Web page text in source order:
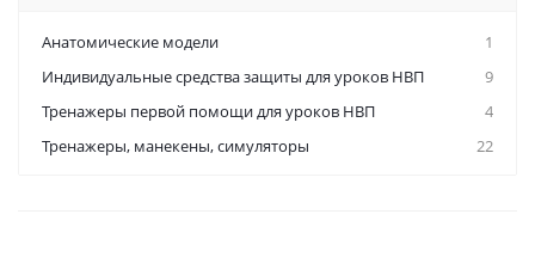
Анатомические модели
1
Индивидуальные средства защиты для уроков НВП
9
Тренажеры первой помощи для уроков НВП
4
Тренажеры, манекены, симуляторы
22